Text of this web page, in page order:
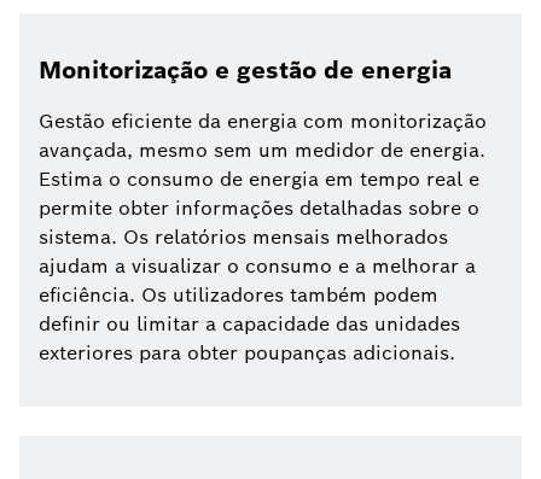
Monitorização e gestão de energia
Gestão eficiente da energia com monitorização
avançada, mesmo sem um medidor de energia.
Estima o consumo de energia em tempo real e
permite obter informações detalhadas sobre o
sistema. Os relatórios mensais melhorados
ajudam a visualizar o consumo e a melhorar a
eficiência. Os utilizadores também podem
definir ou limitar a capacidade das unidades
exteriores para obter poupanças adicionais.